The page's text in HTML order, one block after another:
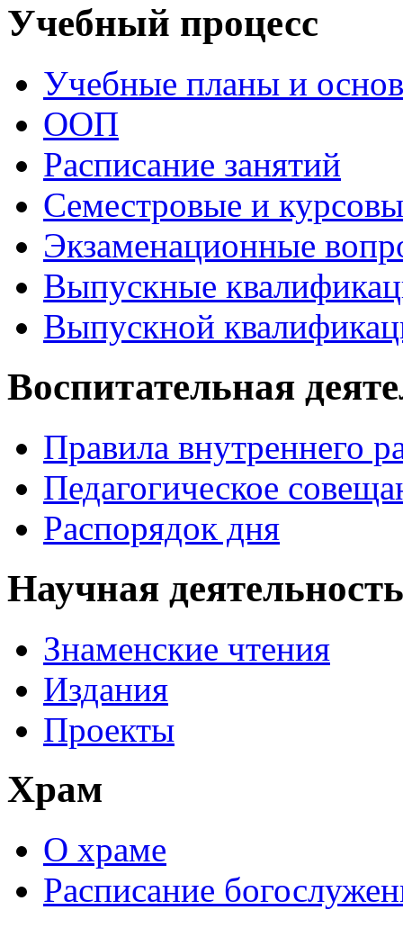
Учебный процесс
Учебные планы и
ООП
Расписание занятий
Семестровые и
Экзаменационные
Выпускные
Выпускной
Воспитательная
Правила внутреннего
Педагогическое
Распорядок дня
Научная деятельность
Знаменские чтения
Издания
Проекты
Храм
О храме
Расписание